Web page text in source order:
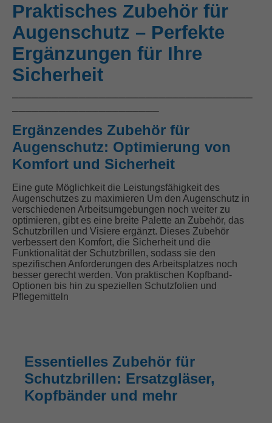
Praktisches Zubehör für
Augenschutz – Perfekte
Ergänzungen für Ihre
Sicherheit
Ergänzendes Zubehör für
Augenschutz: Optimierung von
Komfort und Sicherheit
Eine gute Möglichkeit die Leistungsfähigkeit des
Augenschutzes zu maximieren Um den Augenschutz in
verschiedenen Arbeitsumgebungen noch weiter zu
optimieren, gibt es eine breite Palette an Zubehör, das
Schutzbrillen und Visiere ergänzt. Dieses Zubehör
verbessert den Komfort, die Sicherheit und die
Funktionalität der Schutzbrillen, sodass sie den
spezifischen Anforderungen des Arbeitsplatzes noch
besser gerecht werden. Von praktischen Kopfband-
Optionen bis hin zu speziellen Schutzfolien und
Pflegemitteln
Essentielles Zubehör für
Schutzbrillen: Ersatzgläser,
Kopfbänder und mehr